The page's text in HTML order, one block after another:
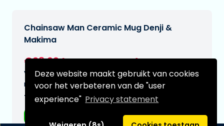
Deze website maakt gebruikt van cookies
voor het verbeteren van de "user
experience" Privacy statement
Chainsaw Man Ceramic Mug Denji &
Makima
€23,99
Verwachtte leverdatum:
n.v.t.
Type: